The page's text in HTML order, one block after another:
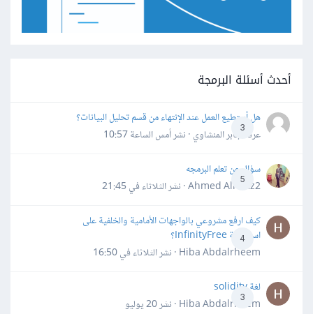
أحدث أسئلة البرمجة
3
هل أستطيع العمل عند الإنتهاء من قسم تحليل البيانات؟
عرفه جابر المنشاوي · نشرأمس الساعة 10:57
5
سؤال عن تعلم البرمجه
Ahmed Alhafiz2 · نشر
الثلاثاء في 21:45
4
كيف ارفع مشروعي بالواجهات الأمامية والخلفية على
استضافة InfinityFree؟
Hiba Abdalrheem · نشر
الثلاثاء في 16:50
3
لغة solidity
Hiba Abdalrheem · نشر
20 يوليو